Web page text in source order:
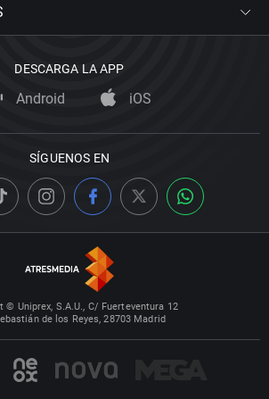
DESCARGA LA APP
Android iOS
SÍGUENOS EN
© Uniprex, S.A.U., C/ Fuerteventura 12
de los Reyes, 28703 Madrid